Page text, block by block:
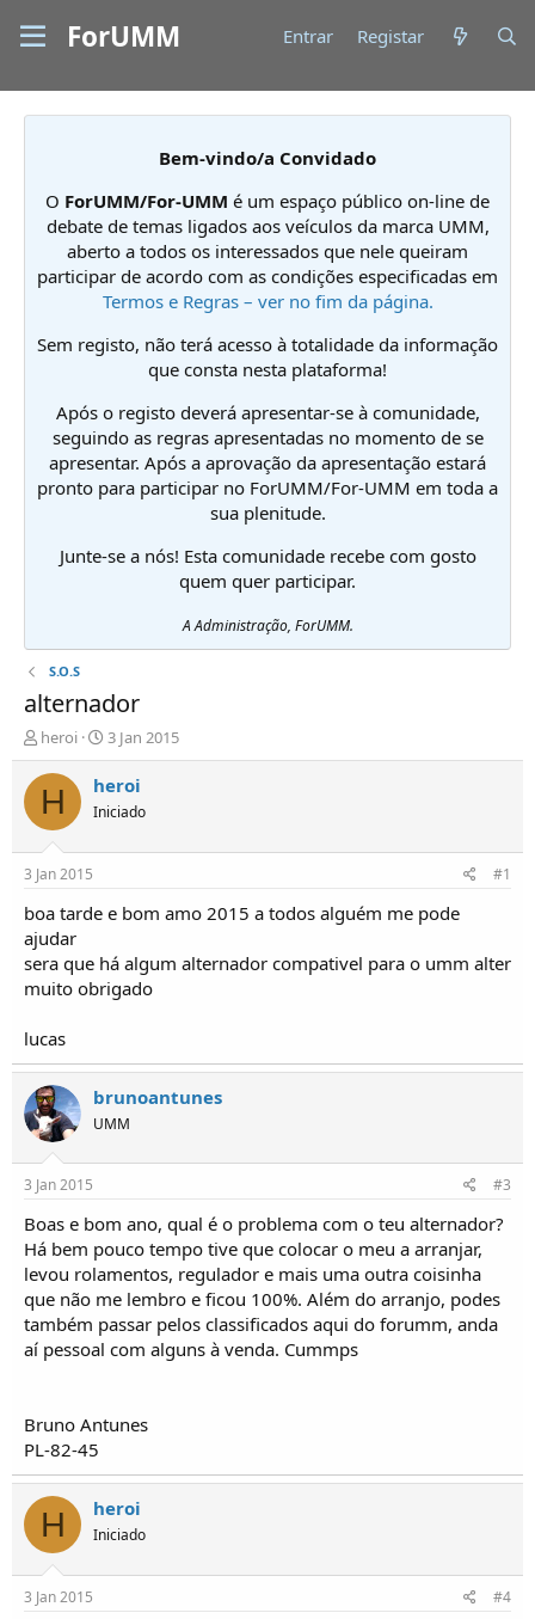
ForUMM Entrar Registar
Bem-vindo/a Convidado
O ForUMM/For-UMM é um espaço público on-line de
debate de temas ligados aos veículos da marca UMM,
aberto a todos os interessados que nele queiram
participar de acordo com as condições especificadas em
Termos e Regras – ver no fim da página.
Sem registo, não terá acesso à totalidade da informação
que consta nesta plataforma!
Após o registo deverá apresentar-se à comunidade,
seguindo as regras apresentadas no momento de se
apresentar. Após a aprovação da apresentação estará
pronto para participar no ForUMM/For-UMM em toda a
sua plenitude.
Junte-se a nós! Esta comunidade recebe com gosto
quem quer participar.
A Administração, ForUMM.
S.O.S
alternador
I
n
i
i
o
r
e
T
ó
i
c
o
s
heroi
D
a
t
a
d
í
o
3 Jan 2015
H heroi
Iniciado
3 Jan 2015 #1
boa tarde e bom amo 2015 a todos alguém me pode
ajudar
sera que há algum alternador compativel para o umm alter
muito obrigado
lucas
brunoantunes
UMM
3 Jan 2015 #3
Boas e bom ano, qual é o problema com o teu alternador?
Há bem pouco tempo tive que colocar o meu a arranjar,
levou rolamentos, regulador e mais uma outra coisinha
que não me lembro e ficou 100%. Além do arranjo, podes
também passar pelos classificados aqui do forumm, anda
aí pessoal com alguns à venda. Cummps
Bruno Antunes
PL-82-45
H heroi
Iniciado
3 Jan 2015 #4